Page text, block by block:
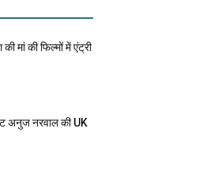
मां की फिल्मों में एंट्री
अनुज नरवाल की UK